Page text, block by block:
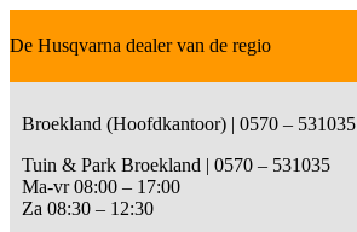
De Husqvarna dealer van de regio
Broekland (Hoofdkantoor) | 0570 – 531035
Tuin & Park Broekland | 0570 – 531035
Ma-vr 08:00 – 17:00
Za 08:30 – 12:30